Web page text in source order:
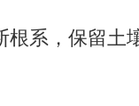
系，保留土